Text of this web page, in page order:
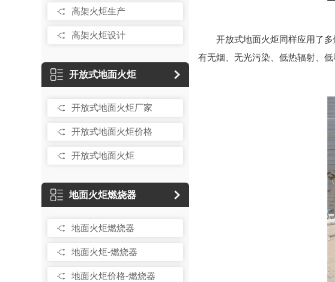
高架火炬生产
高架火炬设计
开放式地面火炬
开放式地面火炬厂家
开放式地面火炬价格
开放式地面火炬
地面火炬燃烧器
地面火炬燃烧器
地面火炬-燃烧器
地面火炬价格-燃烧器
开放式地面火炬同样应用了
有无烟、无光污染、低热辐射、低